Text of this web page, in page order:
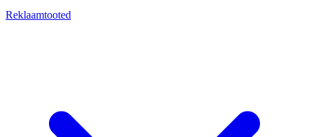
Reklaamtooted